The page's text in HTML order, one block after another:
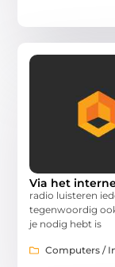
Via het
radio luisteren
tegenwoordig
je nodig hebt is
Computers /